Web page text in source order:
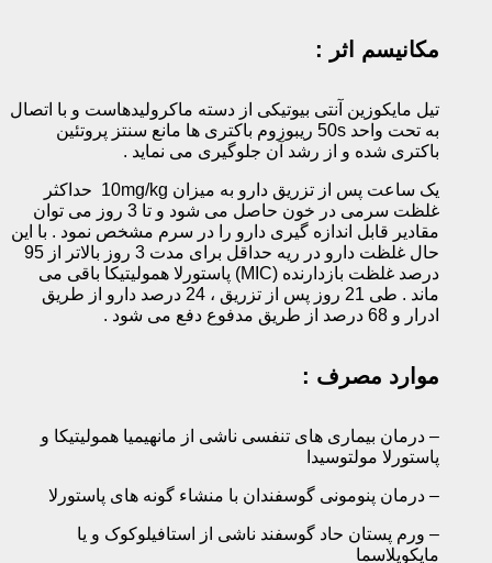
مکانیسم اثر :
تیل مایکوزین آنتی بیوتیکی از دسته ماکرولیدهاست و با اتصال
به تحت واحد 50s ریبوزوم باکتری ها مانع سنتز پروتئین
باکتری شده و از رشد آن جلوگیری می نماید .‌
یک ساعت پس از تزریق دارو به میزان ‌10mg/kg حداکثر
غلظت سرمی در خون حاصل می شود و تا 3 روز می توان
مقادیر قابل اندازه گیری دارو را در سرم مشخص نمود . با این
حال غلظت دارو در ریه حداقل برای مدت 3 روز بالاتر از 95
درصد غلظت بازدارنده (MIC) پاستورلا همولیتیکا باقی می
ماند . طی 21 روز پس از تزریق ، 24 درصد دارو از طریق
ادرار و 68 درصد از طریق مدفوع دفع می شود .‌
موارد مصرف :
– درمان بیماری های تنفسی ناشی از مانهیمیا همولیتیکا و
پاستورلا مولتوسیدا
– درمان پنومونی گوسفندان با منشاء گونه های پاستورلا
– ورم پستان حاد گوسفند ناشی از استافیلوکوک و یا
مایکوپلاسما